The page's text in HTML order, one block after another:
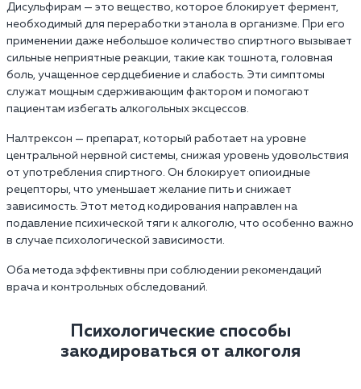
Дисульфирам — это вещество, которое блокирует фермент,
необходимый для переработки этанола в организме. При его
применении даже небольшое количество спиртного вызывает
сильные неприятные реакции, такие как тошнота, головная
боль, учащенное сердцебиение и слабость. Эти симптомы
служат мощным сдерживающим фактором и помогают
пациентам избегать алкогольных эксцессов.
Налтрексон — препарат, который работает на уровне
центральной нервной системы, снижая уровень удовольствия
от употребления спиртного. Он блокирует опиоидные
рецепторы, что уменьшает желание пить и снижает
зависимость. Этот метод кодирования направлен на
подавление психической тяги к алкоголю, что особенно важно
в случае психологической зависимости.
Оба метода эффективны при соблюдении рекомендаций
врача и контрольных обследований.
Психологические способы
закодироваться от алкоголя